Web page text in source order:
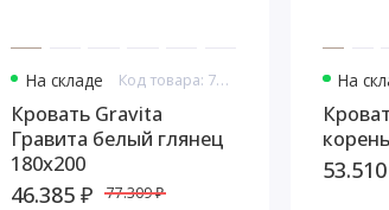
На складе Код товара: 7661
Кровать Gravita
Гравита белый глянец
180х200
46.385 ₽ 77.309 ₽
На